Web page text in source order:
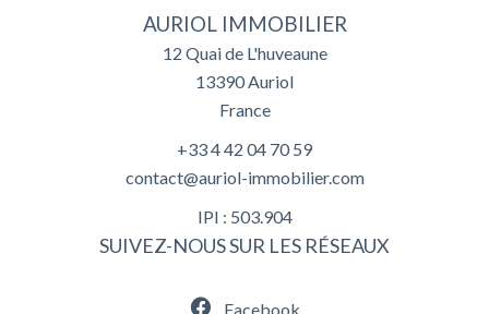
AURIOL IMMOBILIER
12 Quai de L'huveaune
13390Auriol
France
+33 4 42 04 70 59
contact@auriol-immobilier.com
IPI : 503.904
SUIVEZ-NOUS SUR LES RÉSEAUX
Facebook